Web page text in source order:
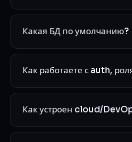
Какая БД по умолчанию?
Как работаете с auth,
Как устроен cloud/